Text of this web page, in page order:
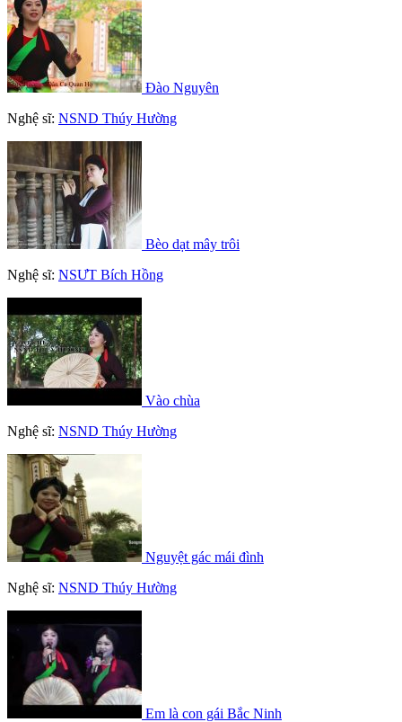
Đào Nguyên
Nghệ sĩ: NSND Thúy Hường
Bèo dạt mây trôi
Nghệ sĩ: NSƯT Bích Hồng
Vào chùa
Nghệ sĩ: NSND Thúy Hường
Nguyệt gác mái đình
Nghệ sĩ: NSND Thúy Hường
Em là con gái Bắc Ninh